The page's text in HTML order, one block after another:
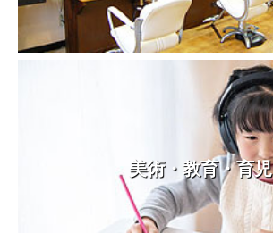
美術・教育・育児